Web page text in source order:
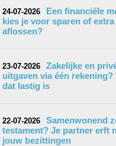
24-07-2026
Een financiële
kies je voor sparen of extra
aflossen?
23-07-2026
Zakelijke en
uitgaven via één rekening?
dat lastig is
22-07-2026
Samenwonend
testament? Je partner erft
jouw bezittingen